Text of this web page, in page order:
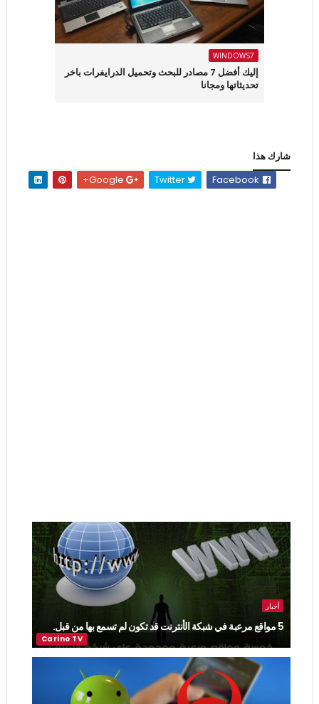
WINDOWS7
إليك أفضل 7 مصادر للبحث وتحميل الدرايفرات باخر
تحديثاتها ومجانا
شارك هذا
Twitter
أخبار
5 مواقع مرعبة في شبكة الأنترنت قد تكون لم تسمع بها من قبل.